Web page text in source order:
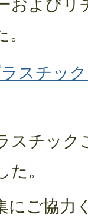
スチッ
スチッ
。
にご協力